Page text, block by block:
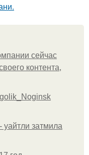
сейчас
контента,
уайтли затмила